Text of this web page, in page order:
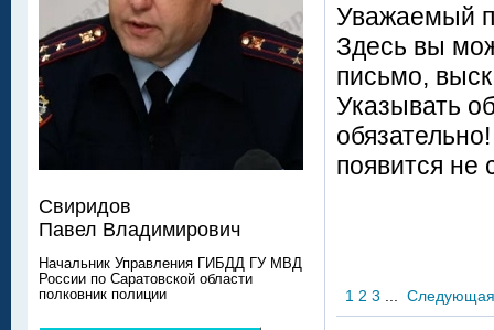
Уважаемый
Здесь вы
письмо,
Указывать
появится не
1 2 3 Следующая
Свиридов
Павел Владимирович
Начальник Управления ГИБДД ГУ МВД
России по Саратовской области
полковник полиции